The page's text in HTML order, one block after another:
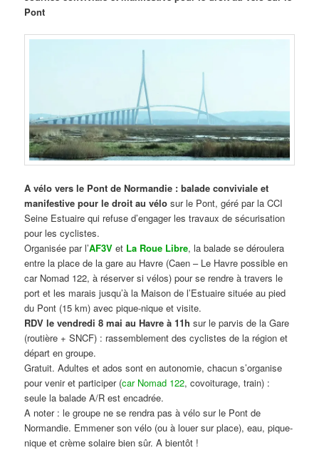
Pont
A vélo vers le Pont de Normandie : balade conviviale et
manifestive pour le droit au vélo sur le Pont, géré par la CCI
Seine Estuaire qui refuse d’engager les travaux de sécurisation
pour les cyclistes.
Organisée par l’AF3V et La Roue Libre, la balade se déroulera
entre la place de la gare au Havre (Caen – Le Havre possible en
car Nomad 122, à réserver si vélos) pour se rendre à travers le
port et les marais jusqu’à la Maison de l’Estuaire située au pied
du Pont (15 km) avec pique-nique et visite.
RDV le vendredi 8 mai au Havre à 11h sur le parvis de la Gare
(routière + SNCF) : rassemblement des cyclistes de la région et
départ en groupe.
Gratuit. Adultes et ados sont en autonomie, chacun s’organise
pour venir et participer (car Nomad 122, covoiturage, train) :
seule la balade A/R est encadrée.
A noter : le groupe ne se rendra pas à vélo sur le Pont de
Normandie. Emmener son vélo (ou à louer sur place), eau, pique-
nique et crème solaire bien sûr. A bientôt !